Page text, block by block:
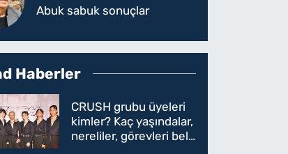
Abuk sabuk sonuçlar
Haberler
CRUSH grubu üyeleri
kimler? Kaç yaşındalar,
nereliler, görevleri belli